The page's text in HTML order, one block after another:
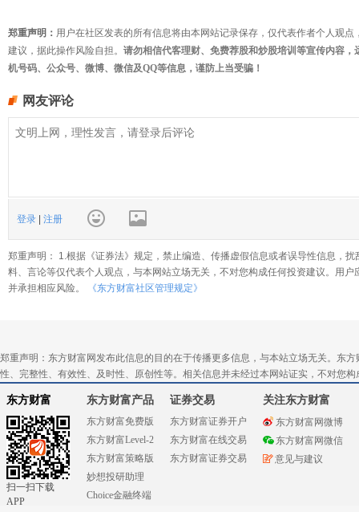
郑重声明： 用户在社区发表的所有信息将由本网站记录保存，仅代表作者个人观
建议，据此操作风险自担。 请勿相信代客理财、免费荐股和炒股培训等宣传内容
机号码、公众号、微博、微信及QQ等信息，谨防上当受骗！
网友评论
登录 注册
郑重声明： 1.根据《证券法》规定，禁止编造、传播虚假信息或者误导性信息，
料、言论等仅代表个人观点，与本网站立场无关，不对您构成任何投资建议。用
并承担相应风险。
《东方财富社区管理规定》
郑重声明：东方财富网发布此信息的目的在于传播更多信息，与本站立场无关。东
性、完整性、有效性、及时性、原创性等。相关信息并未经过本网站证实，不对您
东方财富
扫一扫下载
APP
东方财富产品
东方财富免费版
东方财富Level-2
东方财富策略版
妙想投研助理
Choice金融终端
证券交易
东方财富证券开户
东方财富在线交易
东方财富证券交易
关注东方财富
东方财富网微博
东方财富网微信
意见与建议